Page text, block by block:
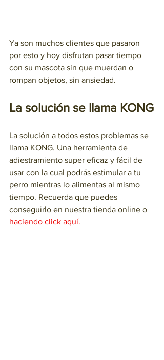
Ya son muchos clientes que pasaron
por esto y hoy disfrutan pasar tiempo
con su mascota sin que muerdan o
rompan objetos, sin ansiedad.
La solución se llama KONG
La solución a todos estos problemas se
llama KONG. Una herramienta de
adiestramiento super eficaz y fácil de
usar con la cual podrás estimular a tu
perro mientras lo alimentas al mismo
tiempo. Recuerda que puedes
conseguirlo en nuestra tienda online o
haciendo click aquí.